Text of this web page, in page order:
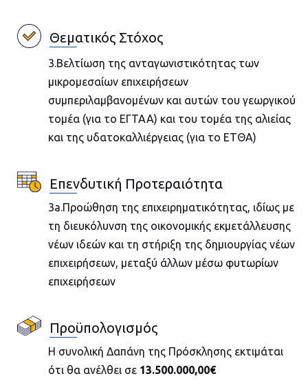
Θεματικός Στόχος
3.Βελτίωση της ανταγωνιστικότητας των
μικρομεσαίων επιχειρήσεων
συμπεριλαμβανομένων και αυτών του γεωργικού
τομέα (για το ΕΓΤΑΑ) και του τομέα της αλιείας
και της υδατοκαλλιέργειας (για το ΕΤΘΑ)
Επενδυτική Προτεραιότητα
3a.Προώθηση της επιχειρηματικότητας, ιδίως με
τη διευκόλυνση της οικονομικής εκμετάλλευσης
νέων ιδεών και τη στήριξη της δημιουργίας νέων
επιχειρήσεων, μεταξύ άλλων μέσω φυτωρίων
επιχειρήσεων
Προϋπολογισμός
Η συνολική Δαπάνη της Πρόσκλησης εκτιμάται
ότι θα ανέλθει σε 13.500.000,00€